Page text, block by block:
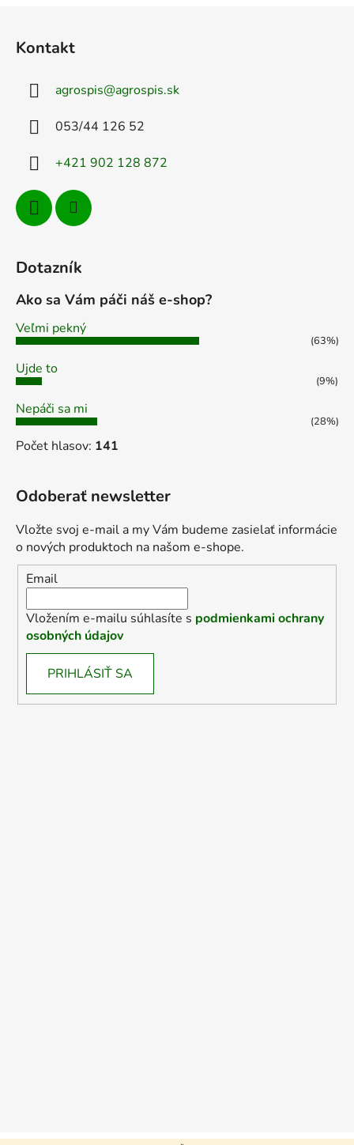
Kontakt
agrospis@agrospis.sk
053/44 126 52
+421 902 128 872
Dotazník
Ako sa Vám páči náš e-shop?
Veľmi pekný
(63%)
Ujde to
(9%)
Nepáči sa mi
(28%)
Počet hlasov: 141
Odoberať newsletter
Vložte svoj e-mail a my Vám budeme zasielať informácie
o nových produktoch na našom e-shope.
Email
Vložením e-mailu súhlasíte s podmienkami ochrany
osobných údajov
PRIHLÁSIŤ SA